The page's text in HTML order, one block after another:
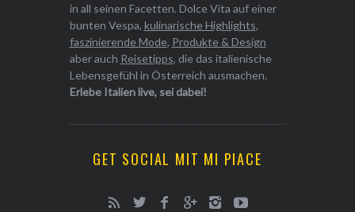
in all seinen Facetten. Dolce Vita auf einer
bunten Vespa, kulinarische Highlights,
faszinierende Mode, Produkte & Design
aber auch Reisetipps, die das italienische
Lebensgefühl in Österreich ausmachen.
Erlebe Italien live, sei dabei!
GET SOCIAL MIT MI PIACE